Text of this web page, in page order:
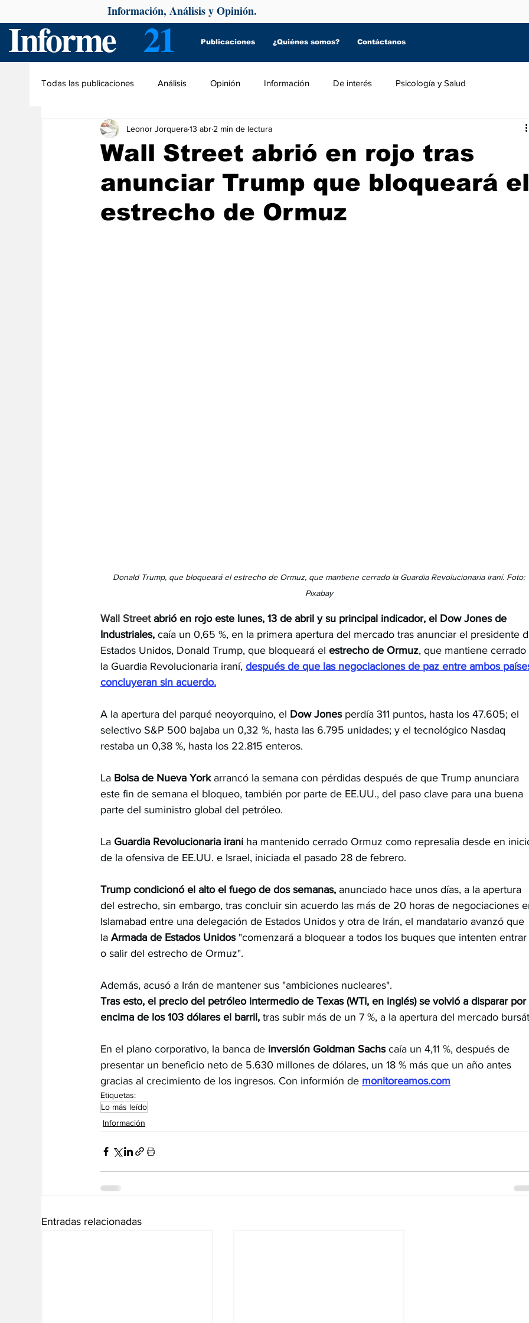
Informe 21 Publicaciones ¿Quiénes somos? Contáctanos
Información, Análisis y Opinión.
Todas las publicaciones Análisis Opinión Información De interés Psicología y Salud
Wall Street abrió en rojo tras
anunciar Trump que bloqueará el
estrecho de Ormuz
Leonor Jorquera13 abr 2 min de lectura
Donald Trump, que bloqueará el estrecho de Ormuz, que mantiene cerrado la Guardia Revolucionaria iraní. Foto:
Pixabay
Wall Street abrió en rojo este lunes, 13 de abril y su principal indicador, el Dow Jones de
Industriales, caía un 0,65 %, en la primera apertura del mercado tras anunciar el presidente
Estados Unidos, Donald Trump, que bloqueará el estrecho de Ormuz, que mantiene cerrado
la Guardia Revolucionaria iraní, después de que las negociaciones de paz entre ambos
concluyeran sin acuerdo.
A la apertura del parqué neoyorquino, el Dow Jones perdía 311 puntos, hasta los 47.605; el
selectivo S&P 500 bajaba un 0,32 %, hasta las 6.795 unidades; y el tecnológico Nasdaq
restaba un 0,38 %, hasta los 22.815 enteros.
La Bolsa de Nueva York arrancó la semana con pérdidas después de que Trump anunciara
este fin de semana el bloqueo, también por parte de EE.UU., del paso clave para una buena
parte del suministro global del petróleo.
La Guardia Revolucionaria iraní ha mantenido cerrado Ormuz como represalia desde en
de la ofensiva de EE.UU. e Israel, iniciada el pasado 28 de febrero.
Trump condicionó el alto el fuego de dos semanas, anunciado hace unos días, a la apertura
del estrecho, sin embargo, tras concluir sin acuerdo las más de 20 horas de negociaciones
Islamabad entre una delegación de Estados Unidos y otra de Irán, el mandatario avanzó que
la Armada de Estados Unidos "comenzará a bloquear a todos los buques que intenten entrar
o salir del estrecho de Ormuz".
Además, acusó a Irán de mantener sus "ambiciones nucleares".
Tras esto, el precio del petróleo intermedio de Texas (WTI, en inglés) se volvió a disparar por
encima de los 103 dólares el barril, tras subir más de un 7 %, a la apertura del mercado
En el plano corporativo, la banca de inversión Goldman Sachs caía un 4,11 %, después de
presentar un beneficio neto de 5.630 millones de dólares, un 18 % más que un año antes
gracias al crecimiento de los ingresos. Con informión de monitoreamos.com
Etiquetas:
Lo más leído
Información
Entradas relacionadas